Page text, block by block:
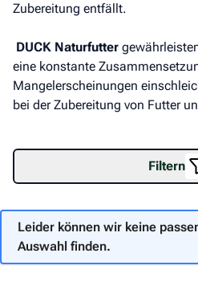
Zubereitung entfällt.
DUCK Naturfutter
eine konstante
Mangelerscheinungen
bei der Zubereitung von Futter
Filtern
Leider können wir keine
Auswahl finden.